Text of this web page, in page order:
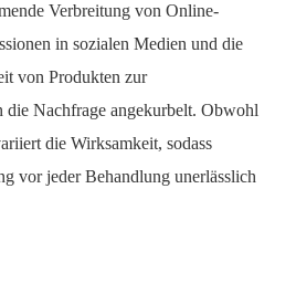
Verbreitung von Online-
in sozialen Medien und die
von Produkten zur
die Nachfrage angekurbelt. Obwohl
die Wirksamkeit, sodass
vor jeder Behandlung unerlässlich